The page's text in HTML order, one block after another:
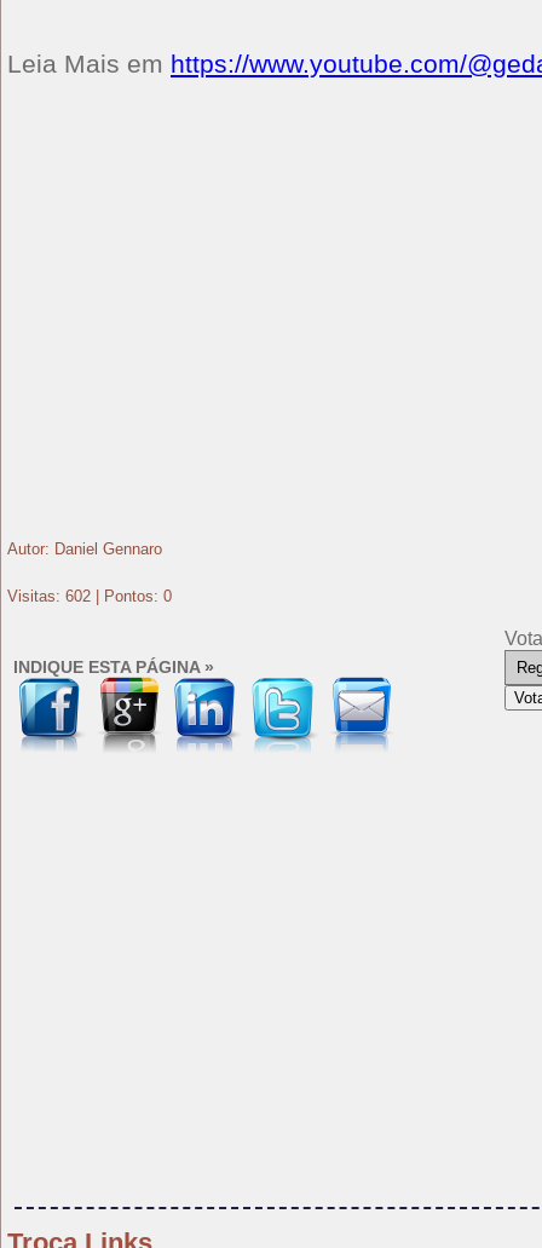
Leia Mais em https://www.youtube.com/
Autor: Daniel Gennaro
Visitas: 602 | Pontos: 0
INDIQUE ESTA PÁGINA »